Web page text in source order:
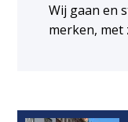
Wij gaan en
merken,